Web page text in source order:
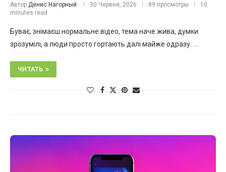
Автор Денис Нагорный 30 Червня, 2026 89 просмотры
10
minutes read
Буває, знімаєш нормальне відео, тема наче жива, думки
зрозумілі, а люди просто гортають далі майже одразу. …
ЧИТАТЬ